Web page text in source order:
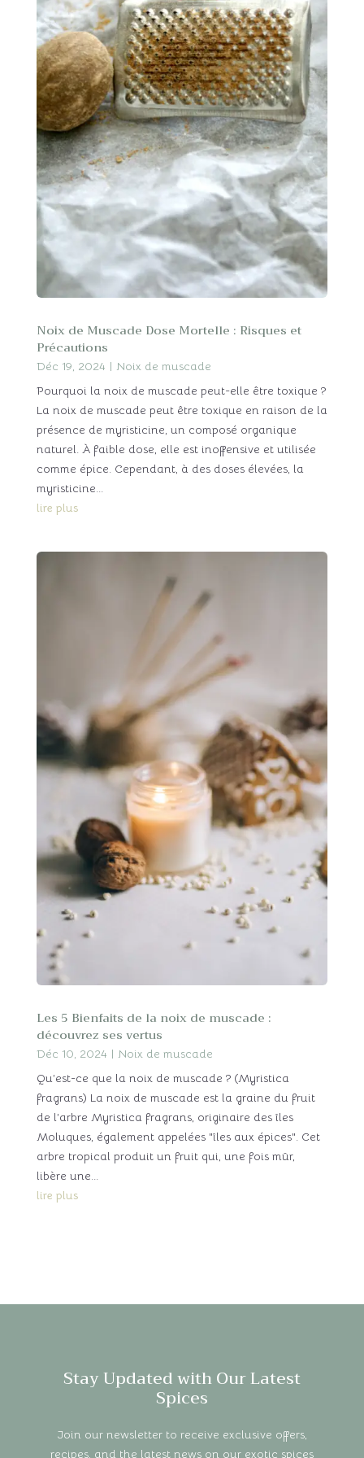
Noix de Muscade Dose Mortelle : Risques et
Précautions
Déc 19, 2024 | Noix de muscade
Pourquoi la noix de muscade peut-elle être toxique ?
La noix de muscade peut être toxique en raison de la
présence de myristicine, un composé organique
naturel. À faible dose, elle est inoffensive et utilisée
comme épice. Cependant, à des doses élevées, la
myristicine...
lire plus
Les 5 Bienfaits de la noix de muscade :
découvrez ses vertus
Déc 10, 2024 | Noix de muscade
Qu’est-ce que la noix de muscade ? (Myristica
fragrans) La noix de muscade est la graine du fruit
de l’arbre Myristica fragrans, originaire des îles
Moluques, également appelées "îles aux épices". Cet
arbre tropical produit un fruit qui, une fois mûr,
libère une...
lire plus
Stay Updated with Our Latest
Spices
Join our newsletter to receive exclusive offers,
recipes, and the latest news on our exotic spices